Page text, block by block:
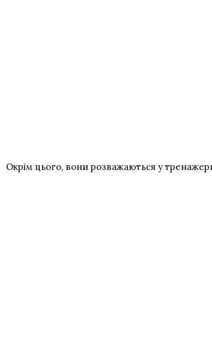
Окрім цього, вони розважаються у